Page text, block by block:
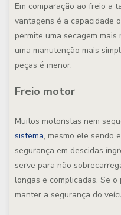
Em comparação ao freio a
vantagens é a capacidade
permite uma secagem
uma manutenção mais
peças é menor.
Freio motor
Muitos motoristas nem
sistema, mesmo ele sendo
segurança em descidas
serve para não
longas e complicadas. Se
manter a segurança do